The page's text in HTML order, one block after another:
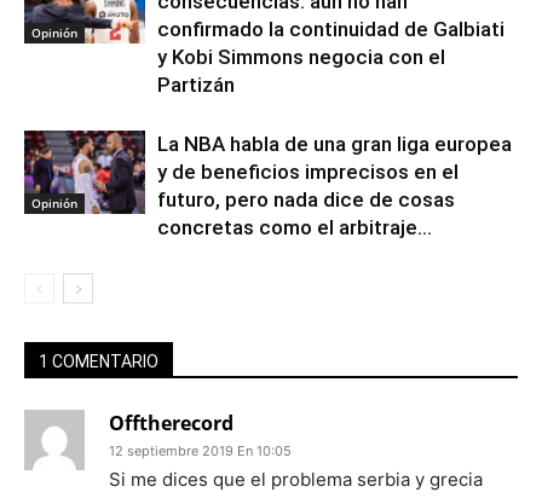
Opinión
confirmado la continuidad de Galbiati
y Kobi Simmons negocia con el
Partizán
Opinión
La NBA habla de una gran liga europea
y de beneficios imprecisos en el
futuro, pero nada dice de cosas
concretas como el arbitraje...
1 COMENTARIO
Offtherecord
12 septiembre 2019 En 10:05
Si me dices que el problema serbia y grecia